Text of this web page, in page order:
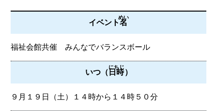
イベント名
めい
福祉会館共催 みんなでバランスボール
いつ（日時
にちじ
）
９月１９日（土）１４時から１４時５０分